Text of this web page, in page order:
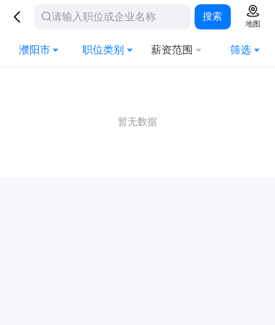
搜索
地图
濮阳市 职位类别 薪资范围 筛选
暂无数据